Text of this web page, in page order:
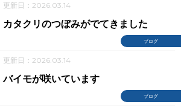
更新日：2026.03.14
ブログ
カタクリのつぼみがでてきました
更新日：2026.03.14
ブログ
バイモが咲いています